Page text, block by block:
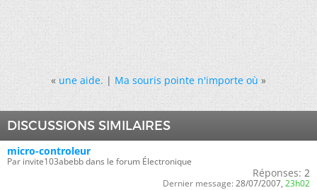
« une aide.|Ma souris pointe n'importe où »
DISCUSSIONS SIMILAIRES
micro-controleur
Par invite103abebb dans le forum Électronique
Réponses: 2
Dernier message: 28/07/2007, 23h02